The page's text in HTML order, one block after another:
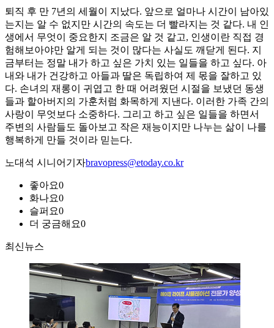
퇴직 후 만 7년의 세월이 지났다. 앞으로 얼마나 시간이 남아있
는지는 알 수 없지만 시간의 속도는 더 빨라지는 것 같다. 내 인
생에서 무엇이 중요한지 조금은 알 것 같고, 인생이란 직접 경
험해보아야만 알게 되는 것이 많다는 사실도 깨닫게 된다. 지
금부터는 정말 내가 하고 싶은 가치 있는 일들을 하고 싶다. 아
내와 내가 건강하고 아들과 딸은 독립하여 제 몫을 잘하고 있
다. 손녀의 재롱이 귀엽고 한 때 어려웠던 시절을 보냈던 동생
들과 할아버지의 가훈처럼 화목하게 지낸다. 이러한 가족 간의
사랑이 무엇보다 소중하다. 그리고 하고 싶은 일들을 하면서
주변의 사람들도 돌아보고 작은 재능이지만 나누는 삶이 나를
행복하게 만들 것이라 믿는다.
노대석 시니어기자bravopress@etoday.co.kr
좋아요0
화나요0
슬퍼요0
더 궁금해요0
최신뉴스